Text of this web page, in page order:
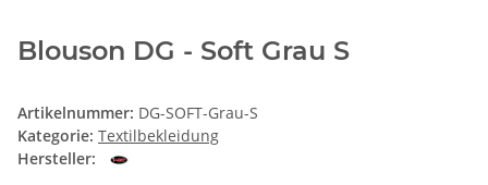
Blouson DG - Soft Grau S
Artikelnummer: DG-SOFT-Grau-S
Kategorie: Textilbekleidung
Hersteller: